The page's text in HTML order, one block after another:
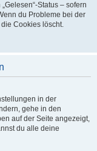
Status – sofern
du Probleme bei der
Cookies löscht.
in der
gehe in den
auf der Seite angezeigt,
du alle deine